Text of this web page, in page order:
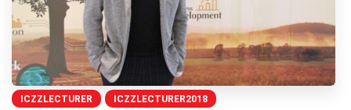
ICZZLECTURER ICZZLECTURER2018